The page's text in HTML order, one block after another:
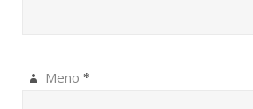
Meno *